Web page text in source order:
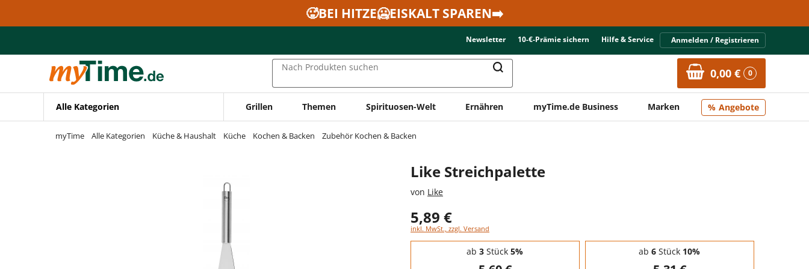
Zur Navigation springen
🥵BEI HITZE🥶EISKALT SPAREN➡️
Newsletter 10-€-Prämie sichern Hilfe & Service Anmelden / Registrieren
Nach Produkten suchen 0,00 € 0
Alle Kategorien Grillen Themen Spirituosen-Welt Ernähren myTime.de Business Marken Angebote
myTime Alle Kategorien Küche & Haushalt Küche Kochen & Backen Zubehör Kochen & Backen
Like Streichpalette
von Like
5,89 €
inkl. MwSt., zzgl. Versand
Staffelpreise - Mengenrabatt
ab 3 Stück 5% ab 6 Stück 10%